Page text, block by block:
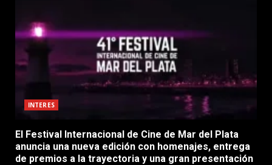
INTERES
El Festival Internacional de Cine de Mar del Plata
anuncia una nueva edición con homenajes, entrega
de premios a la trayectoria y una gran presentación